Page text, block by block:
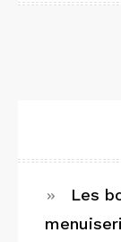
Les